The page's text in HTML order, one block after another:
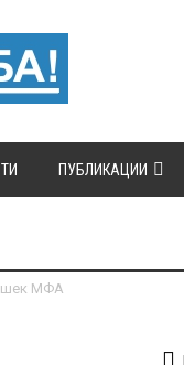
ПУБЛИКАЦИИ
МФА